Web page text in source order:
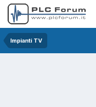
Impianti TV